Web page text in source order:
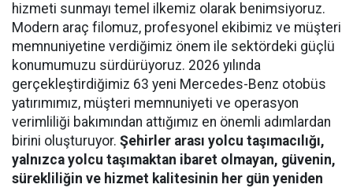
hizmeti sunmayı temel ilkemiz olarak benimsiyoruz.
Modern araç filomuz, profesyonel ekibimiz ve müşteri
memnuniyetine verdiğimiz önem ile sektördeki güçlü
konumumuzu sürdürüyoruz. 2026 yılında
gerçekleştirdiğimiz 63 yeni Mercedes-Benz otobüs
yatırımımız, müşteri memnuniyeti ve operasyon
verimliliği bakımından attığımız en önemli adımlardan
birini oluşturuyor. Şehirler arası yolcu taşımacılığı,
yalnızca yolcu taşımaktan ibaret olmayan, güvenin,
sürekliliğin ve hizmet kalitesinin her gün yeniden